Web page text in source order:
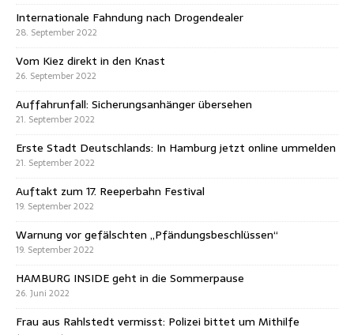
Internationale Fahndung nach Drogendealer
28. September 2022
Vom Kiez direkt in den Knast
26. September 2022
Auffahrunfall: Sicherungsanhänger übersehen
21. September 2022
Erste Stadt Deutschlands: In Hamburg jetzt online ummelden
21. September 2022
Auftakt zum 17. Reeperbahn Festival
19. September 2022
Warnung vor gefälschten „Pfändungsbeschlüssen“
19. September 2022
HAMBURG INSIDE geht in die Sommerpause
26. Juni 2022
Frau aus Rahlstedt vermisst: Polizei bittet um Mithilfe